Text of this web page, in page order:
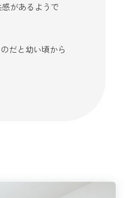
があるようで
だと幼い頃から